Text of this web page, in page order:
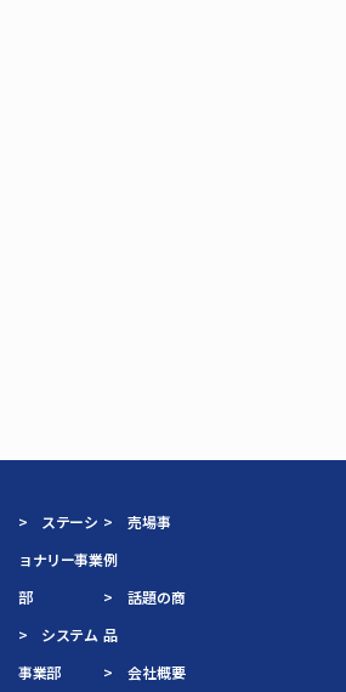
> ステーシ
ョナリー事業
部
> システム
事業部
> 売場事
例
> 話題の商
品
> 会社概要